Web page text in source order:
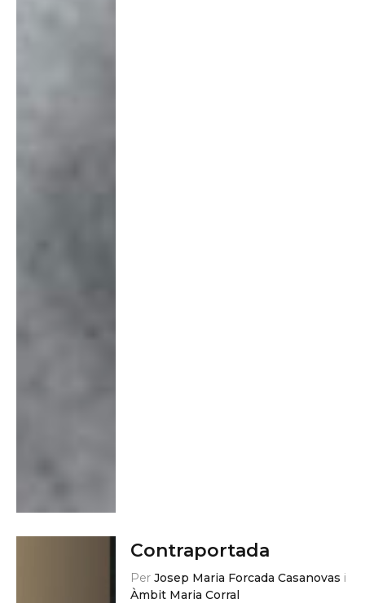
Contraportada
Per Josep Maria Forcada Casanovas i
Àmbit Maria Corral